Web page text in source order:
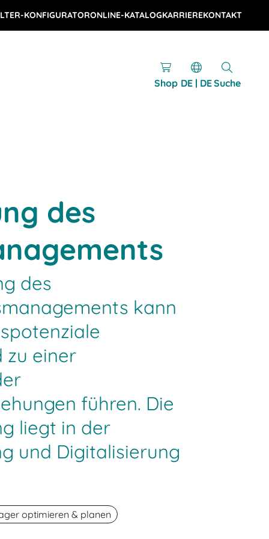
KONFIGURATORONLINE-KATALOGKARRIEREKONTAKT
Shop DE | DESuche
des
des
kann
zu einer
führen. Die
liegt in der
und Digitalisierung
optimieren & planen